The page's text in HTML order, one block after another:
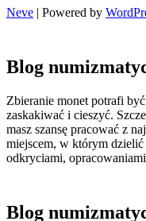
Neve | Powered by
Blog
Zbieranie monet potrafi
zaskakiwać i cieszyć.
masz szansę pracować z
miejscem, w którym
odkryciami,
Blog